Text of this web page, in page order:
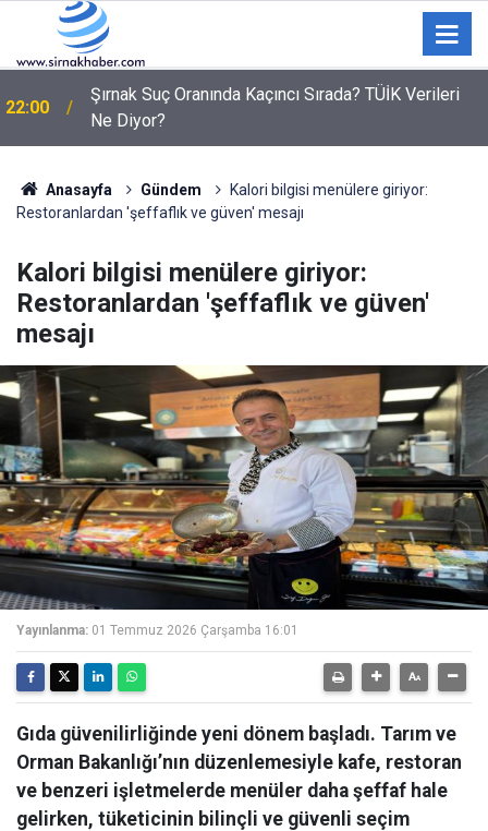
21:19 Komşusunu öldürüp evini ve aracını ateşe verdi
Anasayfa Gündem
Kalori bilgisi menülere giriyor:
Restoranlardan 'şeffaflık ve güven' mesajı
Kalori bilgisi menülere giriyor:
Restoranlardan 'şeffaflık ve güven'
mesajı
Yayınlanma: 01 Temmuz 2026 Çarşamba 16:01
Gıda güvenilirliğinde yeni dönem başladı. Tarım ve
Orman Bakanlığı’nın düzenlemesiyle kafe, restoran
ve benzeri işletmelerde menüler daha şeffaf hale
gelirken, tüketicinin bilinçli ve güvenli seçim